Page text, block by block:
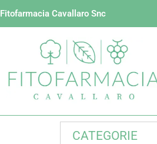
Vai
Fitofarmacia Cavallaro Snc
CATEGORIE